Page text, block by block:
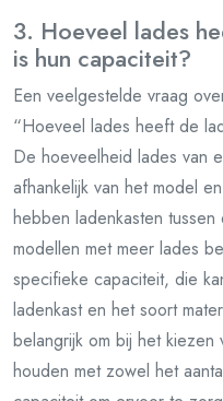
3. Hoeveel lades
is hun capaciteit?
Een veelgestelde vraag
“Hoeveel lades heeft de
De hoeveelheid lades van
afhankelijk van het model
hebben ladenkasten
modellen met meer lades
specifieke capaciteit, die
ladenkast en het soort
belangrijk om bij het kiezen
houden met zowel het